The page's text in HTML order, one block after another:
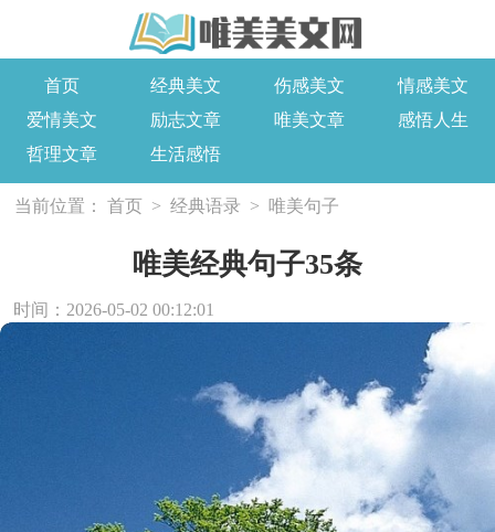
首页 经典美文 伤感美文
情感美文
爱情美文
励志文章 唯美文章
感悟人生
哲理文章
生活感悟
当前位置： 首页 > 经典语录 > 唯美句子
唯美经典句子35条
时间：2026-05-02 00:12:01